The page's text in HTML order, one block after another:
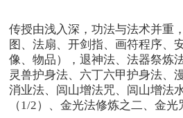
传授由浅入深，功法与法术并重
图、法扇、开剑指、画符程序、
像、物品），退神法、法器祭炼
灵兽护身法、六丁六甲护身法、
消业法、闾山增法咒、闾山增法
（1/2）、金光法修炼之二、金光